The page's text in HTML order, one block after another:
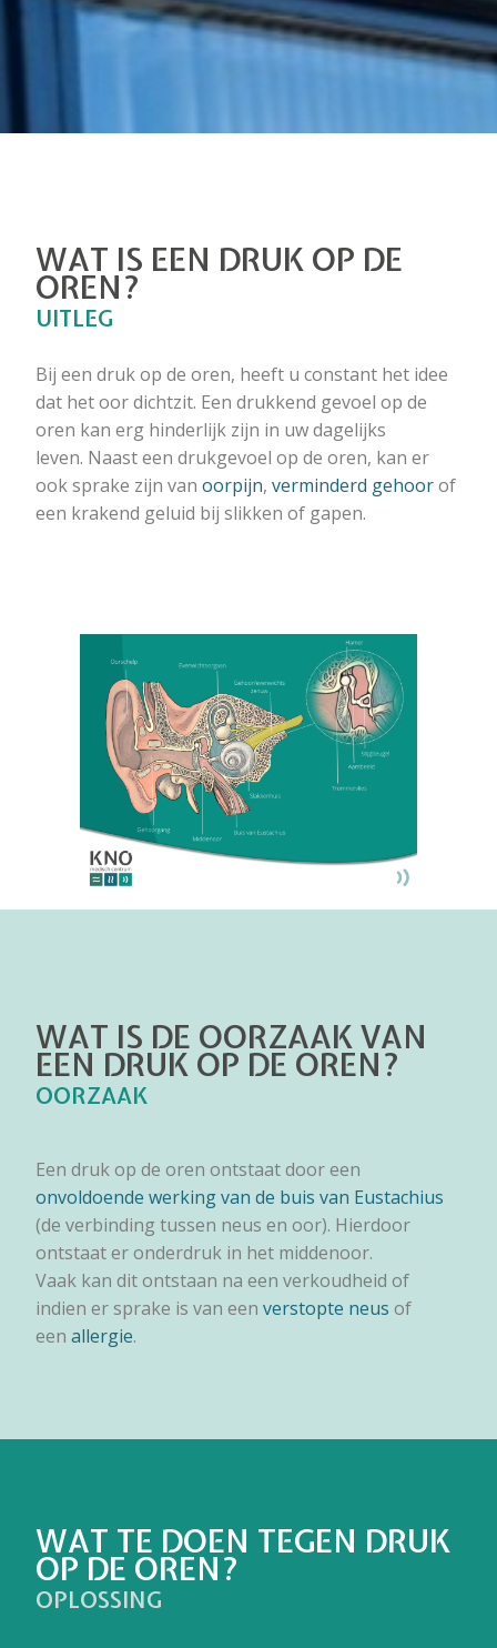
WAT IS EEN DRUK OP DE
OREN?
UITLEG
Bij een druk op de oren, heeft u constant het idee
dat het oor dichtzit. Een drukkend gevoel op de
oren kan erg hinderlijk zijn in uw dagelijks
leven. Naast een drukgevoel op de oren, kan er
ook sprake zijn van oorpijn, verminderd gehoorof
een krakend geluid bij slikken of gapen.
WAT IS DE OORZAAK VAN
EEN DRUK OP DE OREN?
OORZAAK
Een druk op de oren ontstaat door een
onvoldoende werking van de buis van Eustachius
(de verbinding tussen neus en oor). Hierdoor
ontstaat er onderdruk in het middenoor.
Vaak kan dit ontstaan na een verkoudheid of
indien er sprake is van een verstopte neus of
een allergie.
WAT TE DOEN TEGEN DRUK
OP DE OREN?
OPLOSSING